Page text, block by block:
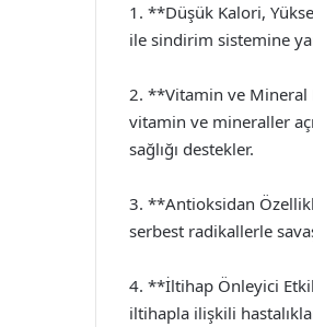
1. **Düşük Kalori,
ile sindirim sistemine
2. **Vitamin ve Mineral
vitamin ve mineraller
sağlığı destekler.
3. **Antioksidan
serbest radikallerle
4. **İltihap Önleyici
iltihapla ilişkili